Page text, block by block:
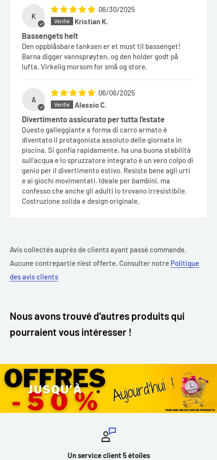
K
06/30/2025
Kristian K.
Bassengets helt
Den oppblåsbare tanksen er et must til bassenget!
Barna digger vannsprøyten, og den holder godt på
lufta. Virkelig morsom for små og store.
A
06/06/2025
Alessio C.
Divertimento assicurato per tutta l’estate
Questo galleggiante a forma di carro armato è
diventato il protagonista assoluto delle giornate in
piscina. Si gonfia rapidamente, ha una buona stabilità
sull’acqua e lo spruzzatore integrato è un vero colpo di
genio per il divertimento estivo. Resiste bene agli urti
e ai giochi movimentati. Ideale per bambini, ma
confesso che anche gli adulti lo trovano irresistibile.
Costruzione solida e design originale.
Avis collectés auprès de clients ayant passé commande.
Aucune contrepartie n’est offerte. Consulter notre Politique
des avis clients
Nous avons trouvé d'autres produits qui
pourraient vous intéresser !
Un service client 5 étoiles